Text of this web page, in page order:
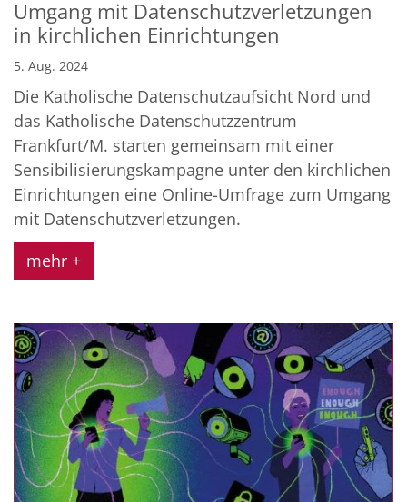
Umgang mit Datenschutzverletzungen
in kirchlichen Einrichtungen
5. Aug. 2024
Die Katholische Datenschutzaufsicht Nord und
das Katholische Datenschutzzentrum
Frankfurt/M. starten gemeinsam mit einer
Sensibilisierungskampagne unter den kirchlichen
Einrichtungen eine Online-Umfrage zum Umgang
mit Datenschutzverletzungen.
mehr +